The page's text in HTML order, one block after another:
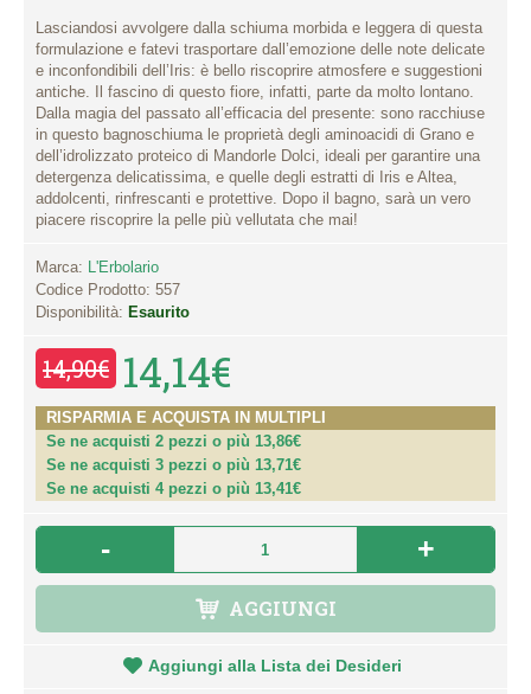
Lasciandosi avvolgere dalla schiuma morbida e leggera di questa
formulazione e fatevi trasportare dall’emozione delle note delicate
e inconfondibili dell’Iris: è bello riscoprire atmosfere e suggestioni
antiche. Il fascino di questo fiore, infatti, parte da molto lontano.
Dalla magia del passato all’efficacia del presente: sono racchiuse
in questo bagnoschiuma le proprietà degli aminoacidi di Grano e
dell’idrolizzato proteico di Mandorle Dolci, ideali per garantire una
detergenza delicatissima, e quelle degli estratti di Iris e Altea,
addolcenti, rinfrescanti e protettive. Dopo il bagno, sarà un vero
piacere riscoprire la pelle più vellutata che mai!
Marca: L'Erbolario
Codice Prodotto: 557
Disponibilità: Esaurito
14,90€ 14,14€
RISPARMIA E ACQUISTA IN MULTIPLI
Se ne acquisti 2 pezzi o più 13,86€
Se ne acquisti 3 pezzi o più 13,71€
Se ne acquisti 4 pezzi o più 13,41€
- +
AGGIUNGI
Aggiungi alla Lista dei Desideri